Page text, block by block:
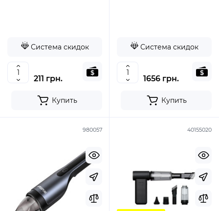
Система скидок
211 грн.
Купить
Система скидок
1656 грн.
Купить
980057 40155020